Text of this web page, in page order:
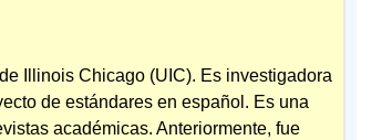
(\PageIndex{1}\)
Paso
6:
Illinois Chicago (UIC). Es investigadora
de estándares en español. Es una
académicas. Anteriormente, fue